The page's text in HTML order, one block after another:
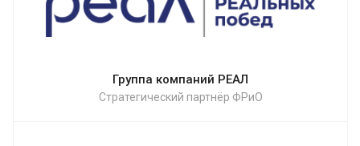
Группа компаний РЕАЛ
Стратегический партнёр ФРиО